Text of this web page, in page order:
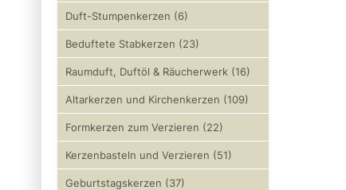
Duft-Stumpenkerzen (6)
Beduftete Stabkerzen (23)
Raumduft, Duftöl & Räucherwerk (16)
Altarkerzen und Kirchenkerzen (109)
Formkerzen zum Verzieren (22)
Kerzenbasteln und Verzieren (51)
Geburtstagskerzen (37)